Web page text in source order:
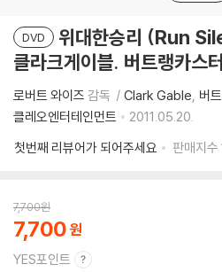
DVD
위대한승리 (Run
클라크게이블. 버트랭카스터
로버트 와이즈 감독 Clark Gable 버
클레오엔터테인먼트
2011.05.20.
첫번째 리뷰어가 되어주세요
판매지수
7,700원
7,700
YES포인트